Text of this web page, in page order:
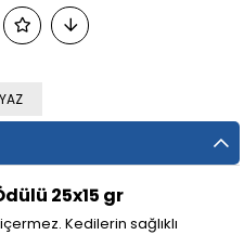
25x15 gr
Kedilerin sağlıklı